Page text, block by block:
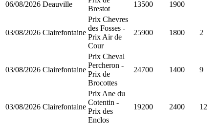
06/08/2026 Deauville
Brestot
13500 1900
03/08/2026 Clairefontaine
Prix Chevres
des Fosses -
Prix Air de
Cour
25900 1800 2
03/08/2026 Clairefontaine
Prix Cheval
Percheron -
Prix de
Brocottes
24700 1400 9
03/08/2026 Clairefontaine
Prix Ane du
Cotentin -
Prix des
Enclos
19200 2400 12